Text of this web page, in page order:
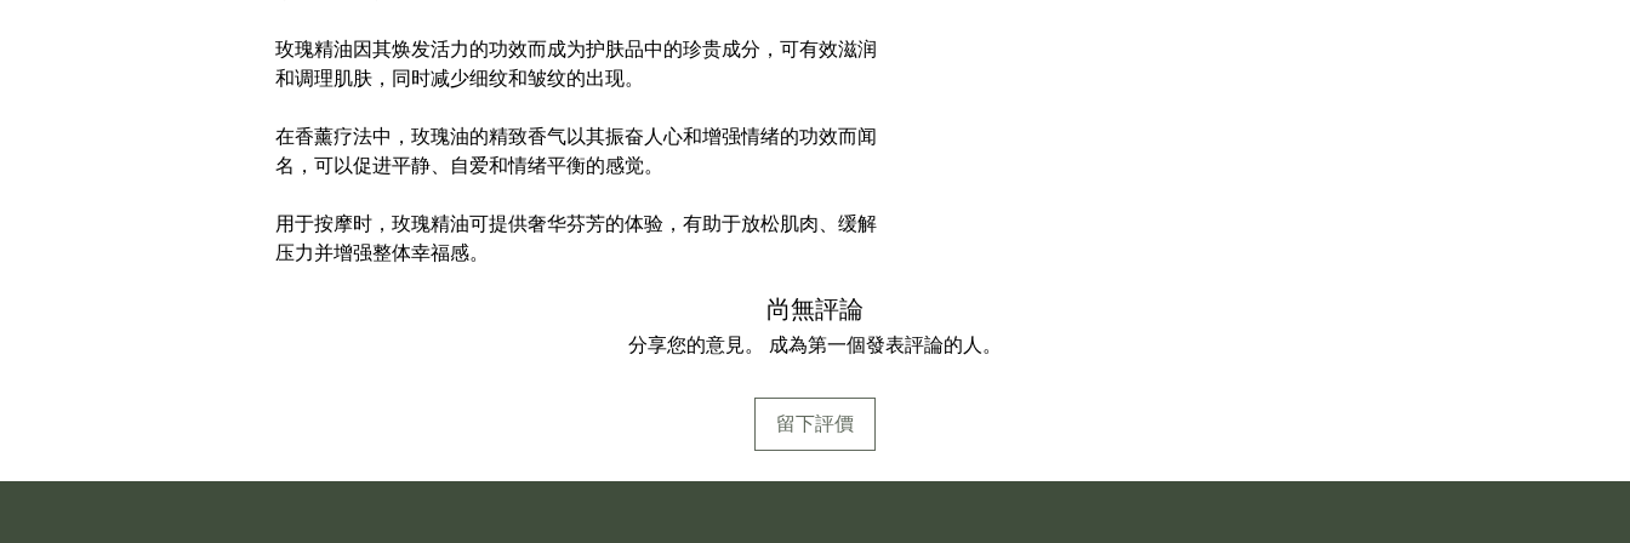
玫瑰精油因其焕发活力的功效而成为护肤品中的珍贵成分，可有效滋润
和调理肌肤，同时减少细纹和皱纹的出现。
在香薰疗法中，玫瑰油的精致香气以其振奋人心和增强情绪的功效而闻
名，可以促进平静、自爱和情绪平衡的感觉。
用于按摩时，玫瑰精油可提供奢华芬芳的体验，有助于放松肌肉、缓解
压力并增强整体幸福感。
尚無評論
分享您的意見。 成為第一個發表評論的人。
留下評價